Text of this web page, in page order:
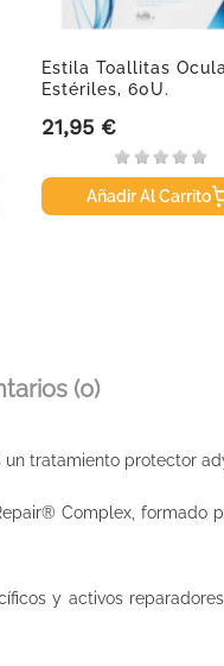
Estila Toallitas
Estériles, 60U.
Precio
21,95 €
Añadir Al Carrito
(0)
un tratamiento protector
Complex, formado
y activos